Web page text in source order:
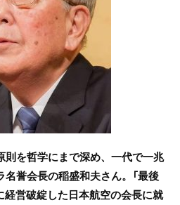
則を哲学にまで深め、一代で一兆
誉会長の稲盛和夫さん。「最後
経営破綻した日本航空の会長に就